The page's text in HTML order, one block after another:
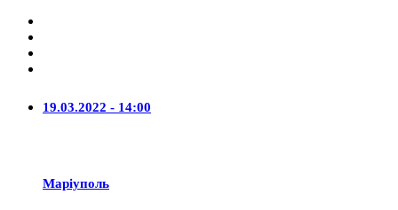
19.03.2022 - 14:00
Маріуполь